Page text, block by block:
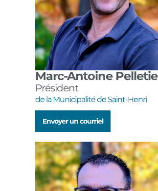
Marc-Antoine
Président
de la Municipalité de Saint-Henri
Envoyer un courriel